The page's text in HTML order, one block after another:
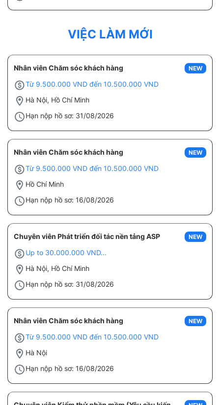
VIỆC LÀM MỚI
NEW
Nhân viên Chăm sóc khách hàng
Từ 9.500.000 VND đến 10.500.000 VND
Hà Nội, Hồ Chí Minh
Hạn nộp hồ sơ: 31/08/2026
NEW
Nhân viên Chăm sóc khách hàng
Từ 9.500.000 VND đến 10.500.000 VND
Hồ Chí Minh
Hạn nộp hồ sơ: 16/08/2026
NEW
Chuyên viên Phát triển đối tác nền tảng ASP
Up to 30.000.000 VND...
Hà Nội, Hồ Chí Minh
Hạn nộp hồ sơ: 31/08/2026
NEW
Nhân viên Chăm sóc khách hàng
Từ 9.500.000 VND đến 10.500.000 VND
Hà Nội
Hạn nộp hồ sơ: 16/08/2026